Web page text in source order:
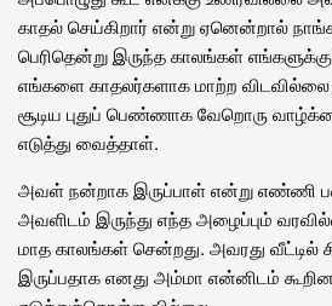
காதல் செய்கிறார் என்று ஏனென்றால்
பெரிதென்று இருந்த காலங்கள்
எங்களை காதலர்களாக மாற்ற விடவில்லை
சூடிய புதுப் பெண்ணாக வேறொரு
எடுத்து வைத்தாள்.
அவள் நன்றாக இருப்பாள் என்று எண்ணி
அவளிடம் இருந்து எந்த அழைப்பும்
மாத காலங்கள் சென்றது. அவரது வீட்டில்
இருப்பதாக எனது அம்மா என்னிடம்